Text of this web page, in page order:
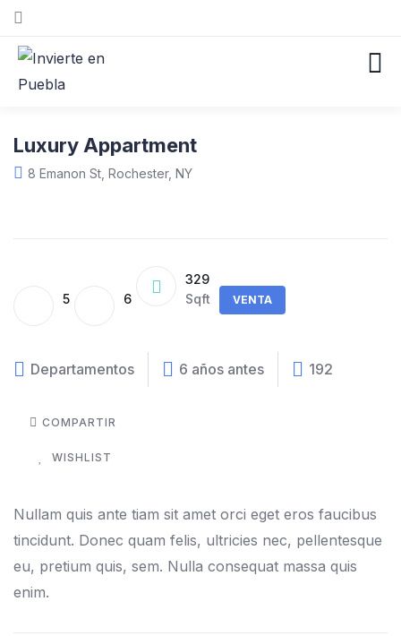
Luxury Appartment
8 Emanon St, Rochester, NY
5 6
329
Sqft
VENTA
Departamentos 6 años antes 192
COMPARTIR
WISHLIST
Nullam quis ante tiam sit amet orci eget eros faucibus
tincidunt. Donec quam felis, ultricies nec, pellentesque
eu, pretium quis, sem. Nulla consequat massa quis
enim.